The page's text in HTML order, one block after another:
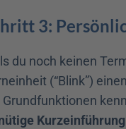
3:
du noch keinen
(“Blink”)
Grundfunktionen
Kurzeinführung